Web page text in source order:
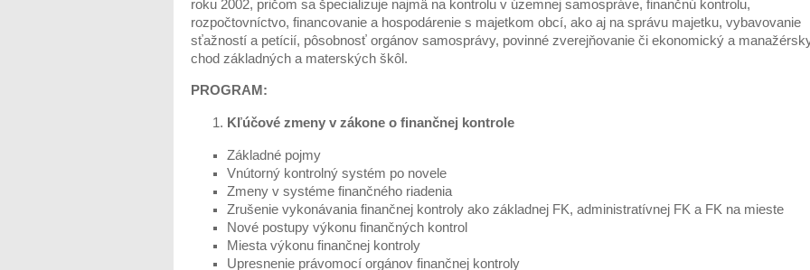
roku 2002, pričom sa špecializuje najmä na kontrolu v územnej samospráve, finančnú kontrolu,
rozpočtovníctvo, financovanie a hospodárenie s majetkom obcí, ako aj na správu majetku, vybavovanie
sťažností a petícií, pôsobnosť orgánov samosprávy, povinné zverejňovanie či ekonomický a
chod základných a materských škôl.
PROGRAM:
Kľúčové zmeny v zákone o finančnej kontrole
Základné pojmy
Vnútorný kontrolný systém po novele
Zmeny v systéme finančného riadenia
Zrušenie vykonávania finančnej kontroly ako základnej FK, administratívnej FK a FK na mieste
Nové postupy výkonu finančných kontrol
Miesta výkonu finančnej kontroly
Upresnenie právomocí orgánov finančnej kontroly